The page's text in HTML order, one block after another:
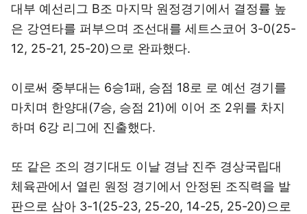
대부 예선리그 B조 마지막 원정경기에서 결정률 높
은 강연타를 퍼부으며 조선대를 세트스코어 3-0(25-
12, 25-21, 25-20)으로 완파했다.
이로써 중부대는 6승1패, 승점 18로 로 예선 경기를
마치며 한양대(7승, 승점 21)에 이어 조 2위를 차지
하며 6강 리그에 진출했다.
또 같은 조의 경기대도 이날 경남 진주 경상국립대
체육관에서 열린 원정 경기에서 안정된 조직력을 발
판으로 삼아 3-1(25-23, 25-20, 14-25, 25-20)으로